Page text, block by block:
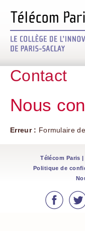
Contact
Nous
Erreur : Formulaire
Télécom Paris |
Politique de